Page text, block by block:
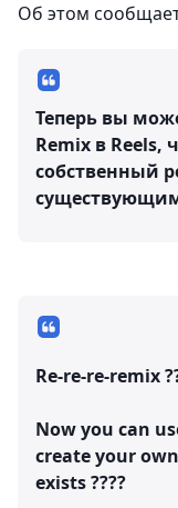
Об этом
Теперь вы
Remix в Reels,
собственный
Re-re-re-remix
Now you can
create your
exists ????